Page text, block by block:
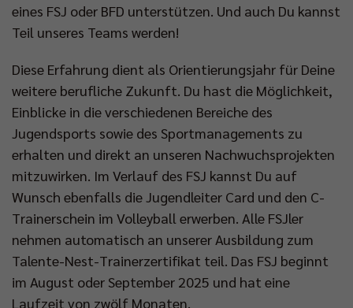
eines FSJ oder BFD unterstützen. Und auch Du kannst
Teil unseres Teams werden!
Diese Erfahrung dient als Orientierungsjahr für Deine
weitere berufliche Zukunft. Du hast die Möglichkeit,
Einblicke in die verschiedenen Bereiche des
Jugendsports sowie des Sportmanagements zu
erhalten und direkt an unseren Nachwuchsprojekten
mitzuwirken. Im Verlauf des FSJ kannst Du auf
Wunsch ebenfalls die Jugendleiter Card und den C-
Trainerschein im Volleyball erwerben. Alle FSJler
nehmen automatisch an unserer Ausbildung zum
Talente-Nest-Trainerzertifikat teil. Das FSJ beginnt
im August oder September 2025 und hat eine
Laufzeit von zwölf Monaten.